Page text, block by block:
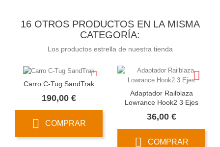
16 OTROS PRODUCTOS EN LA MISMA
CATEGORÍA:
Los productos estrella de nuestra tienda
Carro C-Tug SandTrak
190,00 €Precio
COMPRAR
Adaptador Railblaza
Lowrance Hook2 3 Ejes
36,00 €Precio
COMPRAR